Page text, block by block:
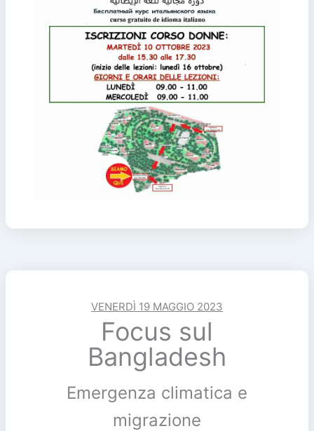
VENERDÌ 19 MAGGIO 2023
Focus sul
Bangladesh
Emergenza climatica e
migrazione